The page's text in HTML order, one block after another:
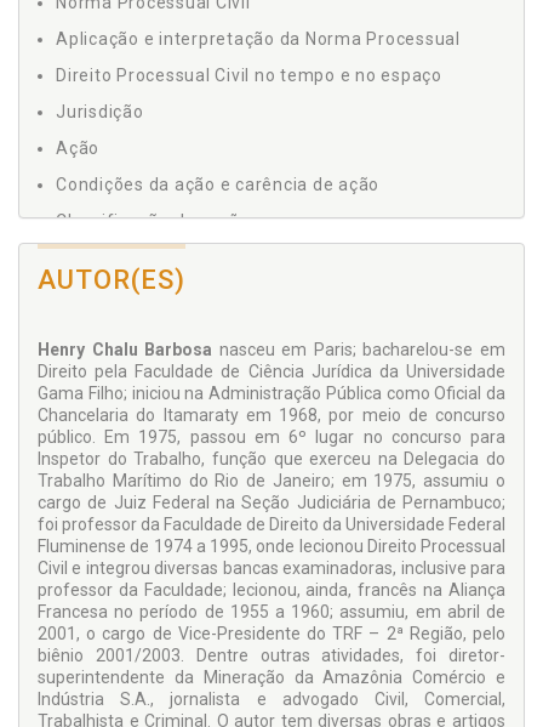
Aplicação e interpretação da Norma Processual
Direito Processual Civil no tempo e no espaço
Jurisdição
Ação
Condições da ação e carência de ação
Classificação das ações
Modificações da competência
Processo
Conteúdo do Processo
Estrutura do processo
Indispensável a todo estudioso do Direito!
AUTOR(ES)
Henry Chalu Barbosa nasceu em Paris; bacharelou-se em
Direito pela Faculdade de Ciência Jurídica da Universidade
Gama Filho; iniciou na Administração Pública como Oficial da
Chancelaria do Itamaraty em 1968, por meio de concurso
público. Em 1975, passou em 6º lugar no concurso para
Inspetor do Trabalho, função que exerceu na Delegacia do
Trabalho Marítimo do Rio de Janeiro; em 1975, assumiu o
cargo de Juiz Federal na Seção Judiciária de Pernambuco;
foi professor da Faculdade de Direito da Universidade Federal
Fluminense de 1974 a 1995, onde lecionou Direito Processual
Civil e integrou diversas bancas examinadoras, inclusive para
professor da Faculdade; lecionou, ainda, francês na Aliança
Francesa no período de 1955 a 1960; assumiu, em abril de
2001, o cargo de Vice-Presidente do TRF – 2ª Região, pelo
biênio 2001/2003. Dentre outras atividades, foi diretor-
superintendente da Mineração da Amazônia Comércio e
Indústria S.A., jornalista e advogado Civil, Comercial,
Trabalhista e Criminal. O autor tem diversas obras e artigos